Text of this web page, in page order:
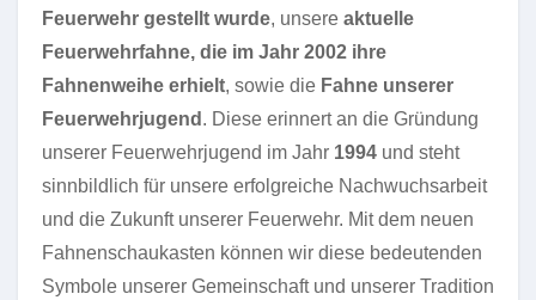
Feuerwehr gestellt wurde, unsere aktuelle
Feuerwehrfahne, die im Jahr 2002 ihre
Fahnenweihe erhielt, sowie die Fahne unserer
Feuerwehrjugend . Diese erinnert an die Gründung
unserer Feuerwehrjugend im Jahr 1994 und steht
sinnbildlich für unsere erfolgreiche Nachwuchsarbeit
und die Zukunft unserer Feuerwehr. Mit dem neuen
Fahnenschaukasten können wir diese bedeutenden
Symbole unserer Gemeinschaft und unserer Tradition